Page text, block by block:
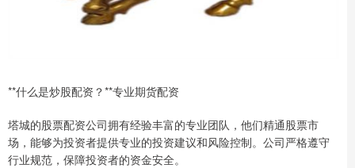
**什么是炒股配资？**专业期货配资
塔城的股票配资公司拥有经验丰富的专业团队，他们精通股票市
场，能够为投资者提供专业的投资建议和风险控制。公司严格遵守
行业规范，保障投资者的资金安全。